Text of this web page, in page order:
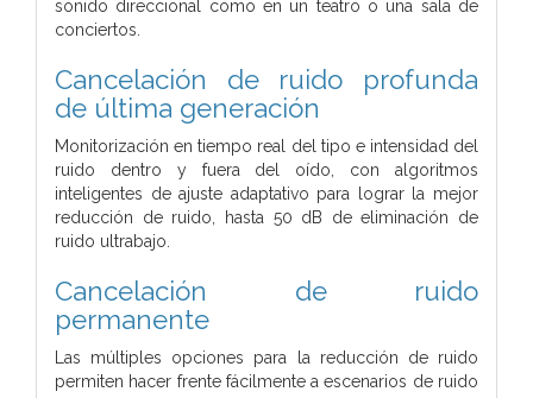
sonido direccional como en un teatro o una sala de
conciertos.
Cancelación de ruido profunda
de última generación
Monitorización en tiempo real del tipo e intensidad del
ruido dentro y fuera del oído, con algoritmos
inteligentes de ajuste adaptativo para lograr
la mejor
reducción de ruido,
hasta 50 dB de eliminación de
ruido ultrabajo.
Cancelación de ruido
permanente
Las múltiples opciones para la reducción de ruido
permiten hacer frente fácilmente a escenarios de ruido